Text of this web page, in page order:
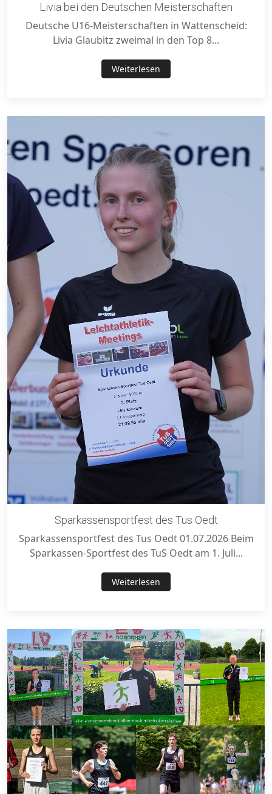
Livia bei den Deutschen Meisterschaften
Deutsche U16-Meisterschaften in Wattenscheid:
Livia Glaubitz zweimal in den Top 8...
Weiterlesen
Sparkassensportfest des Tus Oedt
Sparkassensportfest des Tus Oedt 01.07.2026 Beim
Sparkassen-Sportfest des TuS Oedt am 1. Juli...
Weiterlesen